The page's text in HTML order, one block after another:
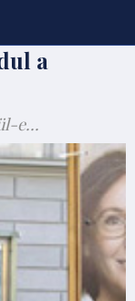
a
e...